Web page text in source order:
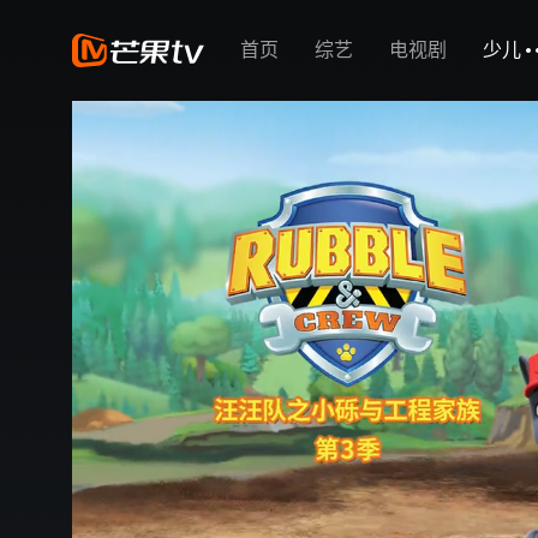
首页 综艺 电视剧 少儿